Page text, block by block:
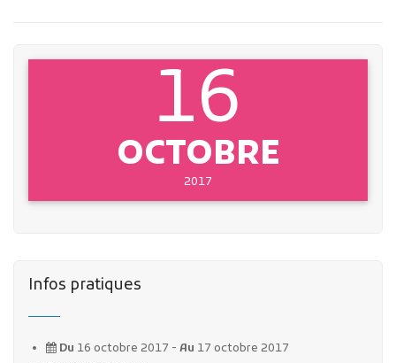
16
OCTOBRE
2017
Infos pratiques
Du 16 octobre 2017 - Au 17 octobre 2017